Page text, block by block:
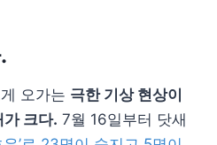
오가는 극한 기상 현상이
가 크다. 7월 16일부터 닷새